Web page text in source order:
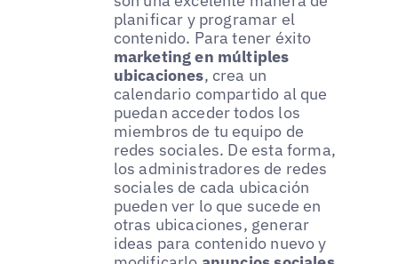
planificar y programar el
contenido. Para tener éxito
marketing en múltiples
ubicaciones, crea un
calendario compartido al que
puedan acceder todos los
miembros de tu equipo de
redes sociales. De esta forma,
los administradores de redes
sociales de cada ubicación
pueden ver lo que sucede en
otras ubicaciones, generar
ideas para contenido nuevo y